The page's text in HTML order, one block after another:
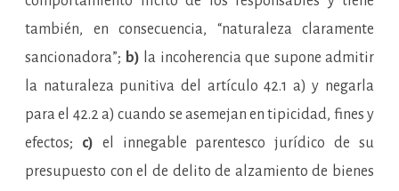
también, en consecuencia, “naturaleza claramente
sancionadora”; b) la incoherencia que supone admitir
la naturaleza punitiva del artículo 42.1 a) y negarla
para el 42.2 a) cuando se asemejan en tipicidad, fines y
efectos; c) el innegable parentesco jurídico de su
presupuesto con el de delito de alzamiento de bienes